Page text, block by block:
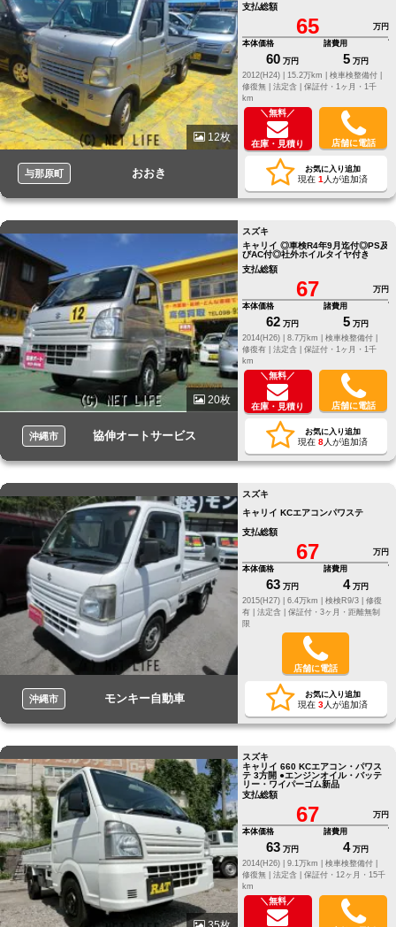
12枚
与那原町 おおき
支払総額
65
万円
本体価格
60 万円
諸費用
5 万円
2012(H24) |
15.2万km |
検車検整備付 |
修復無 | 法定含 | 保証付・1ヶ月・1千
km
＼無料／
在庫・見積り 店舗に電話
お気に入り追加
現在 1 人が追加済
20枚
沖縄市 協伸オートサービス
スズキ
キャリイ ◎車検R4年9月迄付◎PS及
びAC付◎社外ホイルタイヤ付き
支払総額
67
万円
本体価格
62 万円
諸費用
5 万円
2014(H26) |
8.7万km |
検車検整備付 |
修復有 | 法定含 | 保証付・1ヶ月・1千
km
＼無料／
在庫・見積り 店舗に電話
お気に入り追加
現在 8人が追加済
沖縄市 モンキー自動車
スズキ
キャリイ KCエアコンパワステ
支払総額
67
万円
本体価格
63 万円
諸費用
4 万円
2015(H27) |
6.4万km | 検検R9/3 | 修復
有 | 法定含 | 保証付・3ヶ月・距離無制
限
店舗に電話
お気に入り追加
現在 3人が追加済
スズキ
キャリイ 660 KCエアコン・パワス
テ 3方開 ●エンジンオイル・バッテ
リー・ワイパーゴム新品
支払総額
67
万円
本体価格
63 万円
諸費用
4 万円
2014(H26) |
9.1万km |
検車検整備付 |
修復無 | 法定含 | 保証付・12ヶ月・15千
km
＼無料／